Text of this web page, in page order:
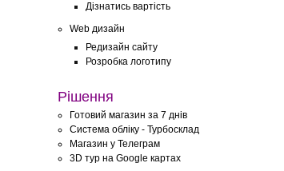
Дізнатись вартість
Web дизайн
Редизайн сайту
Розробка логотипу
Рішення
Готовий магазин за 7 днів
Система обліку - Турбосклад
Магазин у Телеграм
3D тур на Google картах